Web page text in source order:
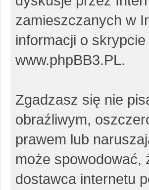
zamieszczanych w
informacji o
www.phpBB3.PL.
Zgadzasz się nie
obraźliwym,
prawem lub
może spowodować,
dostawca internetu